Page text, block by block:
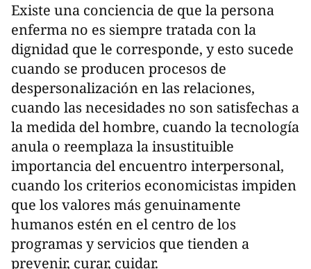
Existe una conciencia de que la persona
enferma no es siempre tratada con la
dignidad que le corresponde, y esto sucede
cuando se producen procesos de
despersonalización en las relaciones,
cuando las necesidades no son satisfechas a
la medida del hombre, cuando la tecnología
anula o reemplaza la insustituible
importancia del encuentro interpersonal,
cuando los criterios economicistas impiden
que los valores más genuinamente
humanos estén en el centro de los
programas y servicios que tienden a
prevenir, curar, cuidar.